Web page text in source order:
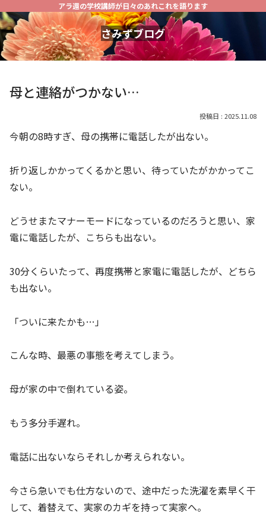
アラ還の学校講師が日々のあれこれを語ります
さみずブログ
母と連絡がつかない…
2025.11.08
今朝の8時すぎ、母の携帯に電話したが出ない。
折り返しかかってくるかと思い、待っていたがかかってこ
ない。
どうせまたマナーモードになっているのだろうと思い、家
電に電話したが、こちらも出ない。
30分くらいたって、再度携帯と家電に電話したが、どちら
も出ない。
「ついに来たかも…」
こんな時、最悪の事態を考えてしまう。
母が家の中で倒れている姿。
もう多分手遅れ。
電話に出ないならそれしか考えられない。
今さら急いでも仕方ないので、途中だった洗濯を素早く干
して、着替えて、実家のカギを持って実家へ。